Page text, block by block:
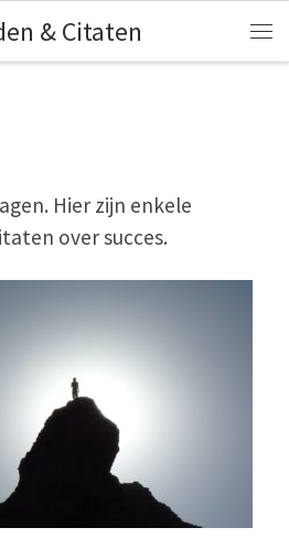
& Citaten
Hier zijn enkele
over succes.